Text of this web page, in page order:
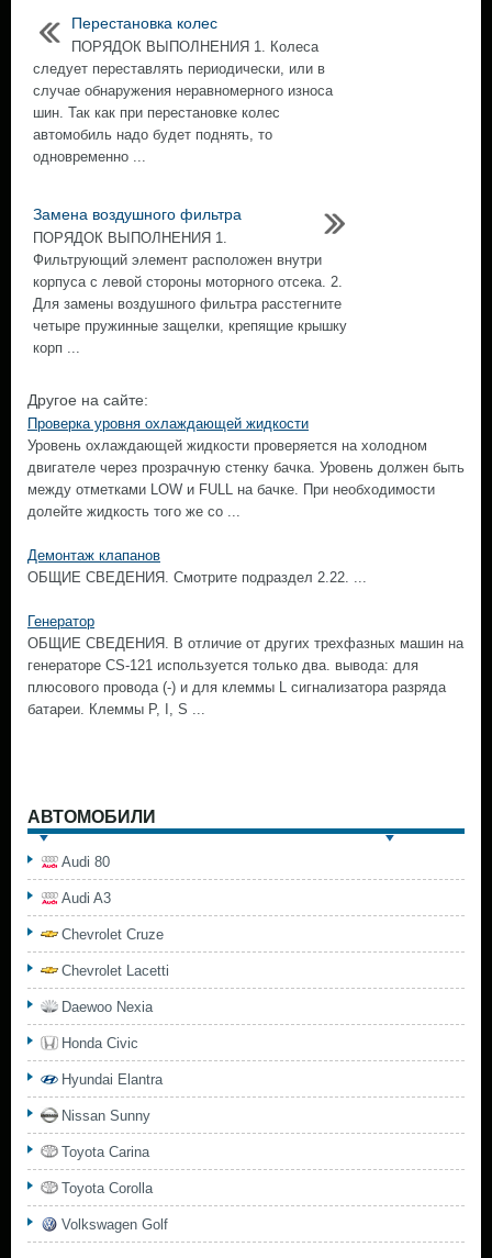
Перестановка колес
ПОРЯДОК ВЫПОЛНЕНИЯ 1. Колеса
следует переставлять периодически, или в
случае обнаружения неравномерного износа
шин. Так как при перестановке колес
автомобиль надо будет поднять, то
одновременно ...
Замена воздушного фильтра
ПОРЯДОК ВЫПОЛНЕНИЯ 1.
Фильтрующий элемент расположен внутри
корпуса с левой стороны моторного отсека. 2.
Для замены воздушного фильтра расстегните
четыре пружинные защелки, крепящие крышку
корп ...
Другое на сайте:
Проверка уровня охлаждающей жидкости
Уровень охлаждающей жидкости проверяется на холодном
двигателе через прозрачную стенку бачка. Уровень должен быть
между отметками LOW и FULL на бачке. При необходимости
долейте жидкость того же со ...
Демонтаж клапанов
ОБЩИЕ СВЕДЕНИЯ. Смотрите подраздел 2.22. ...
Генератор
ОБЩИЕ СВЕДЕНИЯ. В отличие от других трехфазных машин на
генераторе CS-121 используется только два. вывода: для
плюсового провода (-) и для клеммы L сигнализатора разряда
батареи. Клеммы Р, I, S ...
АВТОМОБИЛИ
Audi 80
Audi A3
Chevrolet Cruze
Chevrolet Lacetti
Daewoo Nexia
Honda Civic
Hyundai Elantra
Nissan Sunny
Toyota Carina
Toyota Corolla
Volkswagen Golf